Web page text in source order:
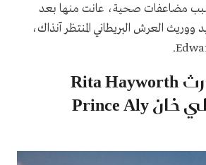
مضاعفات صحية، عانت منها بعد
ووريث العرش البريطاني المنتظر آنذاك،
ريتا هايورث Rita Hayworth
والأمير علي خان Prince Aly